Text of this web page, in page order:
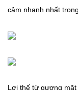
cảm nhanh nhất
Lợi thế từ gương